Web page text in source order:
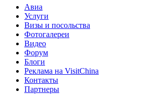
Авиа
Услуги
Визы и посольства
Фотогалереи
Видео
Форум
Блоги
Реклама на VisitChina
Контакты
Партнеры